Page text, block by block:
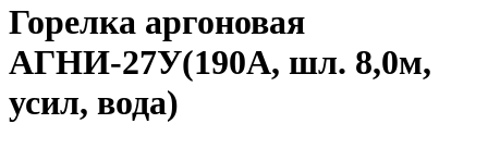
Горелка аргоновая
АГНИ-27У(190А, шл. 8,0м,
усил, вода)